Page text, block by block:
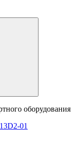
оборудования
01